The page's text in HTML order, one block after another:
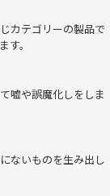
カテゴリーの製品で
。
嘘や誤魔化しをしま
ないものを生み出し